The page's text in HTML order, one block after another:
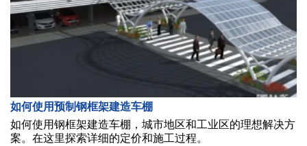
如何使用预制钢框架建造车棚
如何使用钢框架建造车棚，城市地区和工业区的理想解决方
案。在这里探索详细的定价和施工过程。